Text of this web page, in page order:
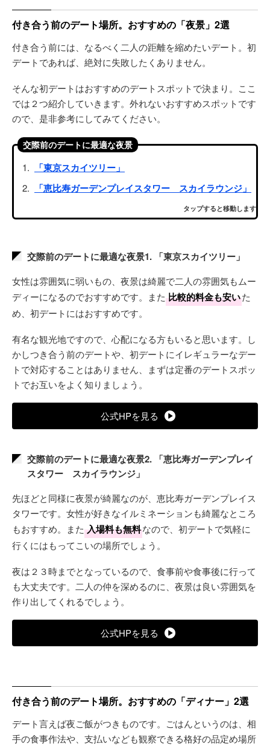
付き合う前のデート場所。おすすめの「夜景」2選
付き合う前には、なるべく二人の距離を縮めたいデート。初
デートであれば、絶対に失敗したくありません。
そんな初デートはおすすめのデートスポットで決まり。ここ
では２つ紹介していきます。外れないおすすめスポットです
ので、是非参考にしてみてください。
交際前のデートに最適な夜景
「東京スカイツリー」
「恵比寿ガーデンプレイスタワー スカイラウンジ」
タップすると移動します
交際前のデートに最適な夜景1. 「東京スカイツリー」
女性は雰囲気に弱いもの、夜景は綺麗で二人の雰囲気もムー
ディーになるのでおすすめです。また 比較的料金も安いた
め、初デートにはおすすめです。
有名な観光地ですので、心配になる方もいると思います。し
かしつき合う前のデートや、初デートにイレギュラーなデー
トで対応することはありません、まずは定番のデートスポッ
トでお互いをよく知りましょう。
公式HPを見る
交際前のデートに最適な夜景2. 「恵比寿ガーデンプレイ
スタワー スカイラウンジ」
先ほどと同様に夜景が綺麗なのが、恵比寿ガーデンプレイス
タワーです。女性が好きなイルミネーションも綺麗なところ
もおすすめ。また 入場料も無料なので、初デートで気軽に
行くにはもってこいの場所でしょう。
夜は２３時までとなっているので、食事前や食事後に行って
も大丈夫です。二人の仲を深めるのに、夜景は良い雰囲気を
作り出してくれるでしょう。
公式HPを見る
付き合う前のデート場所。おすすめの「ディナー」2選
デート言えば夜ご飯がつきものです。ごはんというのは、相
手の食事作法や、支払いなども観察できる格好の品定め場所